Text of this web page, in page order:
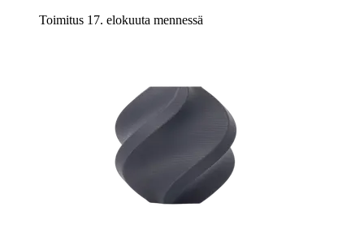
Toimitus 17. elokuuta mennessä